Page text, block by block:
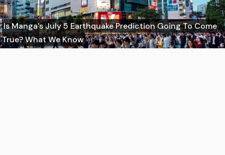
Is Manga's July 5 Earthquake Prediction Going To Come
True? What We Know